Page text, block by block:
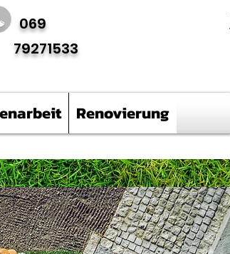
069
79271533
Renovierung